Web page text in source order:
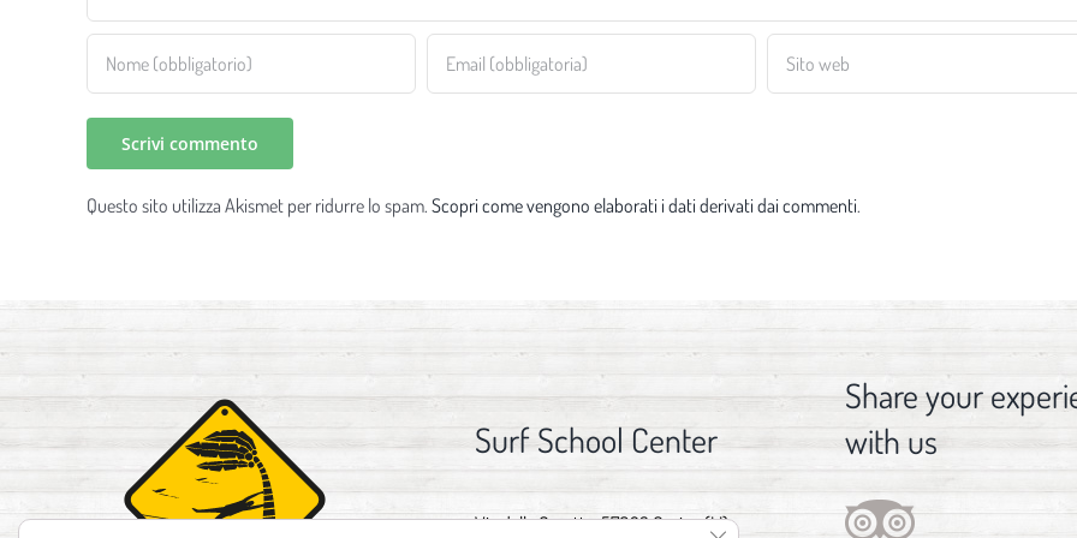
Questo sito utilizza Akismet per ridurre lo spam. Scopri come vengono elaborati i dati derivati dai commenti.
Surf School Center
Via delle Gorette, 57023 Cecina (LI)
Share your
with us
Close GDPR Cookie Banner